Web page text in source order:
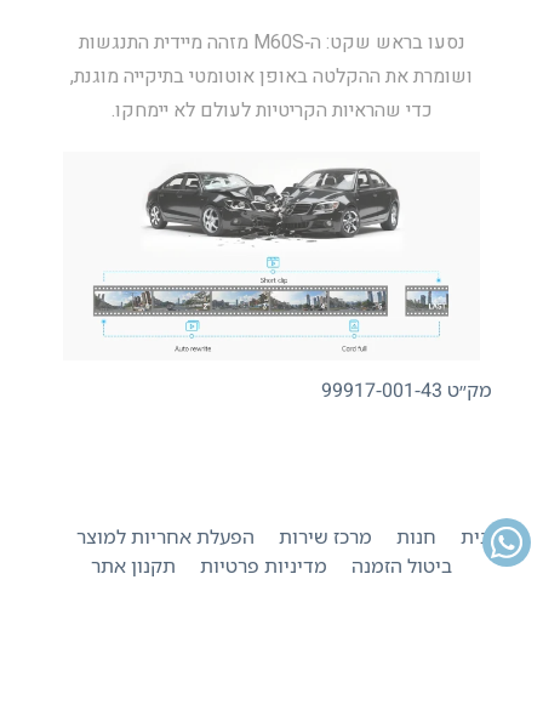
נסעו בראש שקט: ה‑M60S מזהה מיידית התנגשות
ושומרת את ההקלטה באופן אוטומטי בתיקייה מוגנת,
כדי שהראיות הקריטיות לעולם לא יימחקו.
מק״ט 99917-001-43
בית חנות מרכז שירות
הפעלת אחריות למוצר
ביטול הזמנה
מדיניות פרטיות תקנון אתר